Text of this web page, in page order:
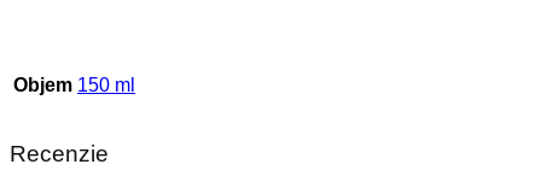
Objem 150 ml
Recenzie